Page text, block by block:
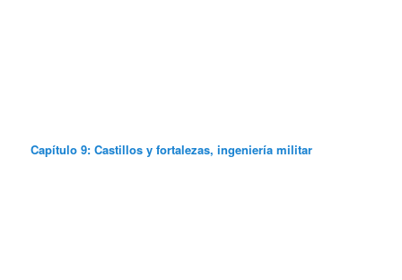
Capítulo 9: Castillos y fortalezas, ingeniería militar